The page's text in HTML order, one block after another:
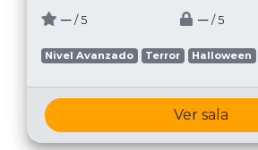
─ / 5 ─ / 5
Nivel Avanzado Terror Halloween
Ver sala